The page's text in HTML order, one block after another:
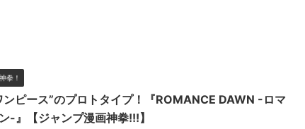
拳！
ンピース”のプロトタイプ！『ROMANCE DAWN -ロマ
-』【ジャンプ漫画神拳!!!】